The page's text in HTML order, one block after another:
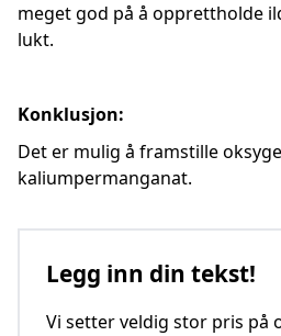
meget god på å opprettholde
lukt.
Konklusjon:
Det er mulig å framstille
kaliumpermanganat.
Legg inn din tekst!
Vi setter veldig stor pris på